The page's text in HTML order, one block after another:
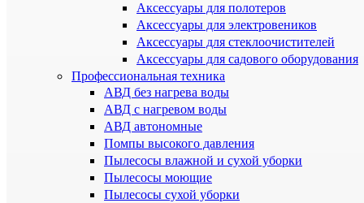
Аксессуары для полотеров
Аксессуары для электровеников
Аксессуары для стеклоочистителей
Аксессуары для садового оборудования
Профессиональная техника
АВД без нагрева воды
АВД с нагревом воды
АВД автономные
Помпы высокого давления
Пылесосы влажной и сухой уборки
Пылесосы моющие
Пылесосы сухой уборки